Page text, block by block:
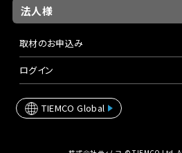
法人様
取材のお申込み
ログイン
TIEMCO Global